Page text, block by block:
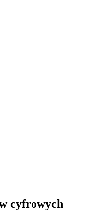
cyfrowych